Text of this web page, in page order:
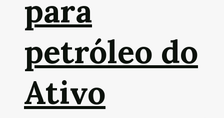
para
petróleo do
Ativo